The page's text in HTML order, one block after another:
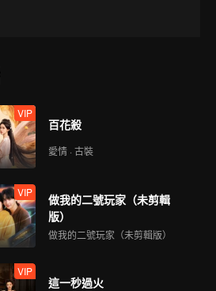
VIP
百花殺
愛情 · 古裝
VIP
做我的二號玩家（未剪輯
版）
做我的二號玩家（未剪輯版）
VIP
這一秒過火